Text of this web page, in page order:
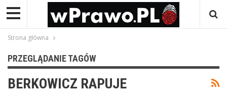
Strona główna
PRZEGLĄDANIE TAGÓW
BERKOWICZ RAPUJE